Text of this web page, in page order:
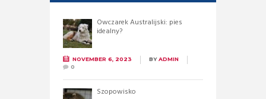
Owczarek Australijski: pies
idealny?
NOVEMBER 6, 2023 BYADMIN
0
Szopowisko